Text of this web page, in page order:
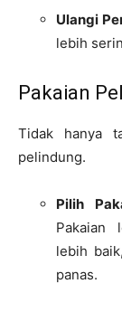
Ulangi
lebih
Pakaian
Tidak hanya
pelindung.
Pilih
Pakaian
lebih
panas.